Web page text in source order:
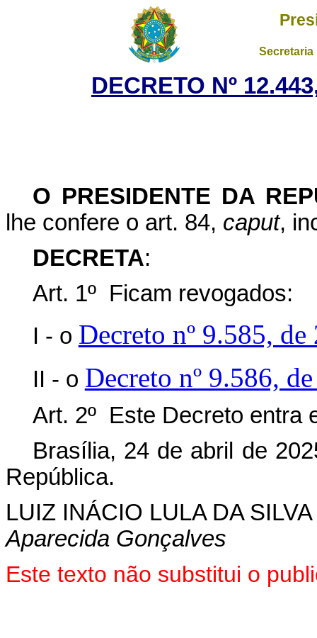
DECRETO Nº
O PRESIDENTE DA
lhe confere o art. 84, caput,
DECRETA:
Art. 1º Ficam revogados:
I - o Decreto nº 9.585,
II - o Decreto nº 9.586,
Art. 2º Este Decreto entra
Brasília, 24 de abril de
República.
LUIZ INÁCIO LULA DA SILVA
Aparecida Gonçalves
Este texto não substitui o